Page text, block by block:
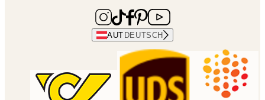
AUT DEUTSCH